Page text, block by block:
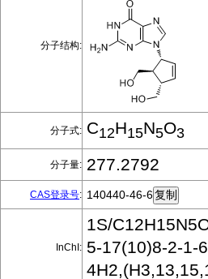
分子结构:
分子式: C12H15N5O3
分子量: 277.2792
CAS登录号: 140440-46-6
InChI:
1S/
5-17(10)8-2-1-